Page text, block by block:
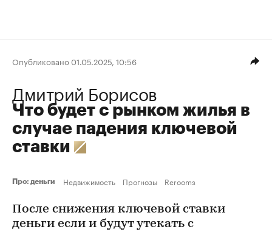
Опубликовано 01.05.2025, 10:56
Дмитрий Борисов
Что будет с рынком жилья в
случае падения ключевой
ставки
Про: деньги Недвижимость Прогнозы Rerooms
После снижения ключевой ставки
деньги если и будут утекать с